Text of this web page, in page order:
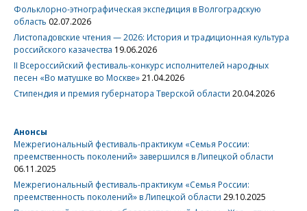
Фольклорно-этнографическая экспедиция в Волгоградскую
область 02.07.2026
Листопадовские чтения — 2026: История и традиционная культура
российского казачества 19.06.2026
II Всероссийский фестиваль-конкурс исполнителей народных
песен «Во матушке во Москве»21.04.2026
Стипендия и премия губернатора Тверской области 20.04.2026
Анонсы
Межрегиональный фестиваль-практикум «Семья России:
преемственность поколений» завершился в Липецкой области
06.11.2025
Межрегиональный фестиваль-практикум «Семья России:
преемственность поколений» в Липецкой области 29.10.2025